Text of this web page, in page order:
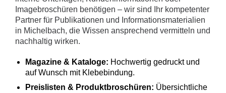
Imagebroschüren benötigen – wir sind Ihr kompetenter
Partner für Publikationen und Informationsmaterialien
in Michelbach, die Wissen ansprechend vermitteln und
nachhaltig wirken.
Magazine & Kataloge: Hochwertig gedruckt und
auf Wunsch mit Klebebindung.
Preislisten & Produktbroschüren: Übersichtliche